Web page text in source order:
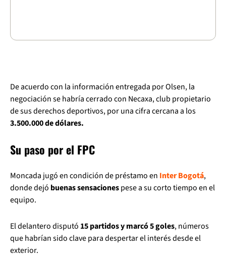
De acuerdo con la información entregada por Olsen, la
negociación se habría cerrado con Necaxa, club propietario
de sus derechos deportivos, por una cifra cercana a los
3.500.000 de dólares.
Su paso por el FPC
Moncada jugó en condición de préstamo en Inter Bogotá,
donde dejó buenas sensacionespese a su corto tiempo en el
equipo.
El delantero disputó 15 partidos y marcó 5 goles, números
que habrían sido clave para despertar el interés desde el
exterior.